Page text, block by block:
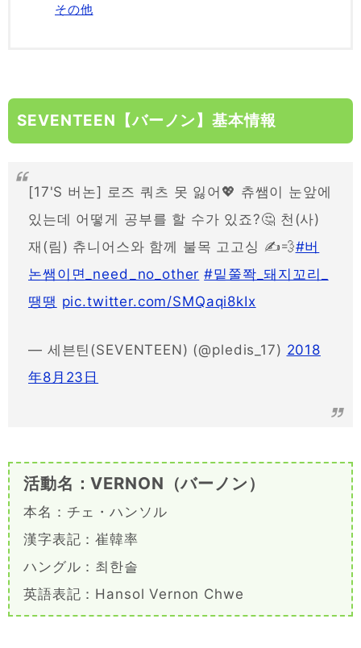
その他
SEVENTEEN【バーノン】基本情報
[17'S 버논] 로즈 쿼츠 못 잃어💖 츄쌤이 눈앞에
있는데 어떻게 공부를 할 수가 있죠?🤔 천(사)
재(림) 츄니어스와 함께 불목 고고싱 ✍💨#버
논쌤이면_need_no_other #밑쭐쫙_돼지꼬리_
땡땡 pic.twitter.com/SMQaqi8kIx
— 세븐틴(SEVENTEEN) (@pledis_17) 2018
年8月23日
活動名：VERNON（バーノン）
本名：チェ・ハンソル
漢字表記：崔韓率
ハングル：최한솔
英語表記：Hansol Vernon Chwe